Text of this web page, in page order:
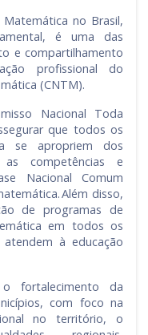
no Brasil,
é uma das
e compartilhamento
profissional do
(CNTM).
Nacional Toda
que todos os
se apropriem dos
as competências e
Nacional Comum
Além disso,
de programas de
em todos os
à educação
o fortalecimento da
com foco na
no território, o